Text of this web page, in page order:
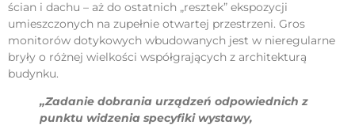
ścian i dachu – aż do ostatnich „resztek” ekspozycji
umieszczonych na zupełnie otwartej przestrzeni. Gros
monitorów dotykowych wbudowanych jest w nieregularne
bryły o różnej wielkości współgrających z architekturą
budynku.
„Zadanie dobrania urządzeń odpowiednich z
punktu widzenia specyfiki wystawy,